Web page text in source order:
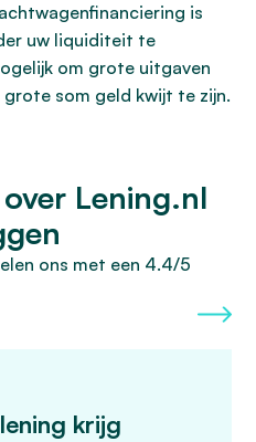
is
uw liquiditeit te
om grote uitgaven
som geld kwijt te zijn.
Lening.nl
ons met een 4.4/5
krijg